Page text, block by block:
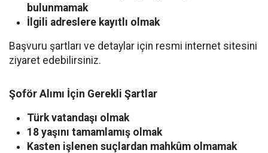
bulunmamak
İlgili adreslere kayıtlı olmak
Başvuru şartları ve detaylar için resmi internet sitesini
ziyaret edebilirsiniz.
Şoför Alımı İçin Gerekli Şartlar
Türk vatandaşı olmak
18 yaşını tamamlamış olmak
Kasten işlenen suçlardan mahkûm olmamak